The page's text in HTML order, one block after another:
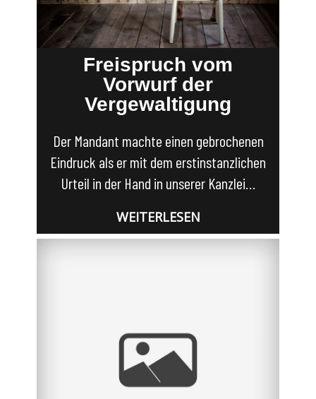
Freispruch vom
Vorwurf der
Vergewaltigung
Der Mandant machte einen gebrochenen
Eindruck als er mit dem erstinstanzlichen
Urteil in der Hand in unserer Kanzlei…
WEITERLESEN